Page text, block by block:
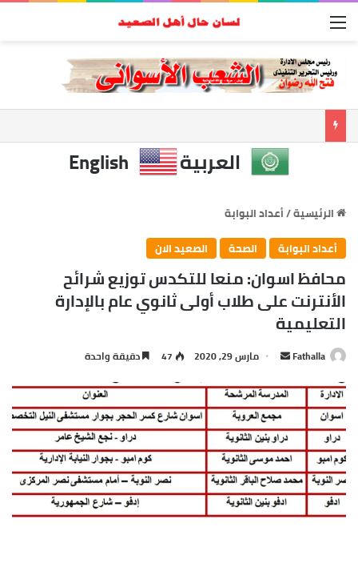
القائمة
العربية English
الرئيسية/أعداد البوابة
أعداد البوابة
الصحة الصعيد الان
محافظ اسوان: منعا للتكدس توزيع شرائح
الأنترنت على طلاب أولى ثانوي عام بالإدارة
التعليمية
Fathalla
أرسل
إلكترونيا
مارس 29, 2020 47 دقيقة واحدة